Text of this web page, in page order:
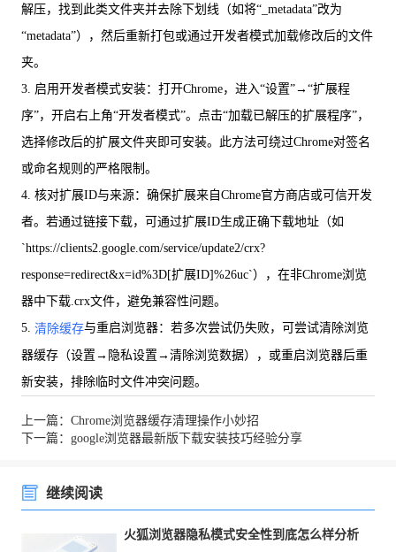
解压，找到此类文件夹并去除下划线（如将“_metadata”改为
“metadata”），然后重新打包或通过开发者模式加载修改后的文件
夹。
3. 启用开发者模式安装：打开Chrome，进入“设置”→“扩展程
序”，开启右上角“开发者模式”。点击“加载已解压的扩展程序”，
选择修改后的扩展文件夹即可安装。此方法可绕过Chrome对签名
或命名规则的严格限制。
4. 核对扩展ID与来源：确保扩展来自Chrome官方商店或可信开发
者。若通过链接下载，可通过扩展ID生成正确下载地址（如
`https://clients2.google.com/service/update2/crx?
response=redirect&x=id%3D[扩展ID]%26uc`），在非Chrome浏览
器中下载.crx文件，避免兼容性问题。
5. 清除缓存与重启浏览器：若多次尝试仍失败，可尝试清除浏览
器缓存（设置→隐私设置→清除浏览数据），或重启浏览器后重
新安装，排除临时文件冲突问题。
上一篇：Chrome浏览器缓存清理操作小妙招
下一篇：google浏览器最新版下载安装技巧经验分享
继续阅读
火狐浏览器隐私模式安全性到底怎么样分析